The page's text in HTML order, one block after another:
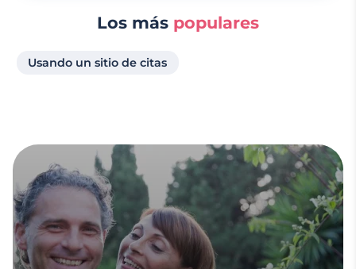
Los más populares
Usando un sitio de citas